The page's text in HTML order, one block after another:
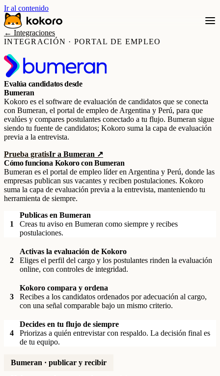
Ir al contenido
← Integraciones
INTEGRACIÓN · PORTAL DE EMPLEO
Evalúa candidatos desde
Bumeran
Kokoro es el software de evaluación de candidatos que se conecta
con Bumeran, el portal de empleo de Argentina y Perú, para que
evalúes y compares postulantes conectado a tu flujo. Bumeran sigue
siendo tu fuente de candidatos; Kokoro suma la capa de evaluación
previa a la entrevista.
Prueba gratisIr a Bumeran ↗
Cómo funciona Kokoro con Bumeran
Bumeran es el portal de empleo líder en Argentina y Perú, donde las
empresas publican sus vacantes y reciben postulaciones. Kokoro
suma la capa de evaluación previa a la entrevista, manteniendo tu
herramienta de siempre.
1
Publicas en Bumeran
Creas tu aviso en Bumeran como siempre y recibes
postulaciones.
2
Activas la evaluación de Kokoro
Eliges el perfil del cargo y los postulantes rinden la evaluación
online, con controles de integridad.
3
Kokoro compara y ordena
Recibes a los candidatos ordenados por adecuación al cargo,
con una señal comparable bajo un mismo criterio.
4
Decides en tu flujo de siempre
Priorizas a quién entrevistar con respaldo. La decisión final es
de tu equipo.
Bumeran · publicar y recibir